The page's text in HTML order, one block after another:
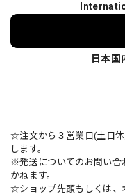
日本
☆注文から３営業日(土日
します。
※発送についてのお問い合
かねます。
☆ショップ先頭もしくは、